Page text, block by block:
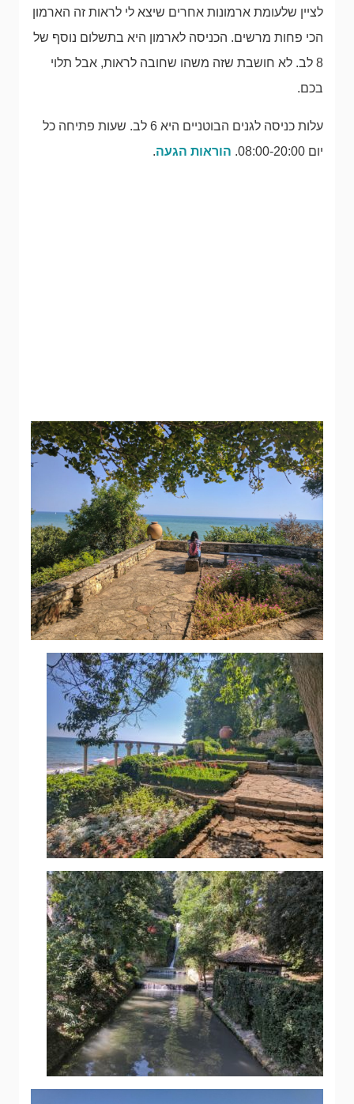
לציין שלעומת ארמונות אחרים שיצא לי לראות זה הארמון
הכי פחות מרשים. הכניסה לארמון היא בתשלום נוסף של
8 לב. לא חושבת שזה משהו שחובה לראות, אבל תלוי
בכם.
עלות כניסה לגנים הבוטניים היא 6 לב. שעות פתיחה כל
יום 08:00-20:00.
הוראות הגעה.